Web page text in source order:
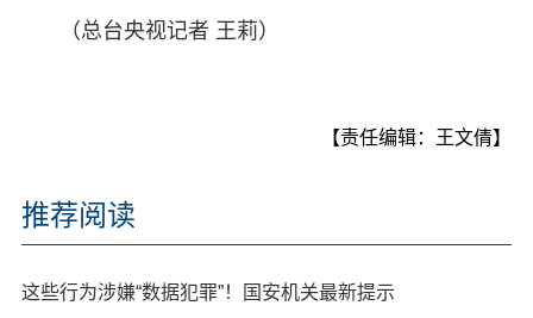
（总台央视记者 王莉）
【责任编辑：王文倩】
推荐阅读
这些行为涉嫌“数据犯罪”！国安机关最新提示